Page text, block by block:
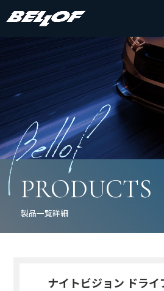
PRODUCTS
製品一覧詳細
ナイトビジョン ドライ